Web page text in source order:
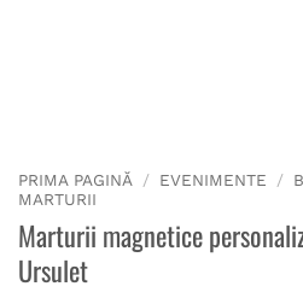
PRIMA PAGINĂ / EVENIMENTE /
MARTURII
Marturii magnetice
Ursulet